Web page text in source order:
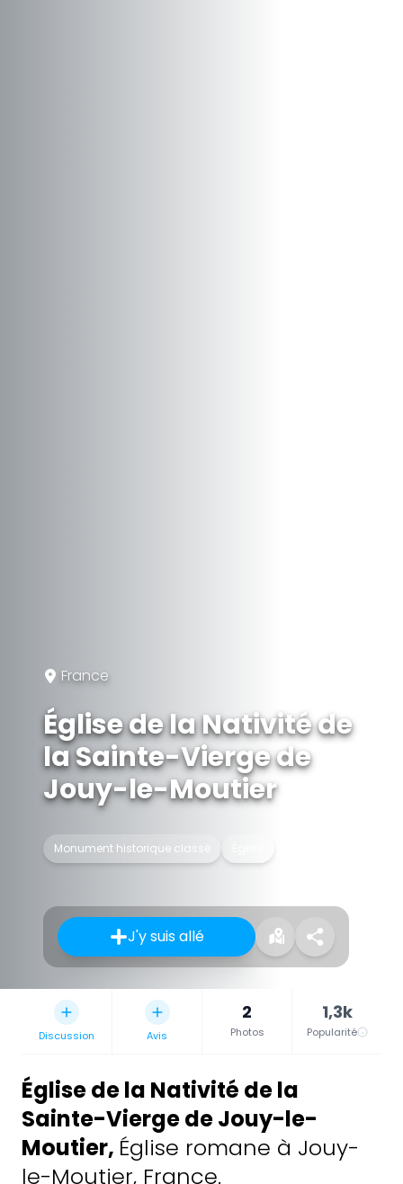
France
Église de la Nativité de
la Sainte-Vierge de
Jouy-le-Moutier
Monument historique classé
J'y suis allé
Discussion Avis
2
Photos
1,3k
Popularité
Église de la Nativité de la
Sainte-Vierge de Jouy-le-
Moutier, Église romane à Jouy-
le-Moutier, France.